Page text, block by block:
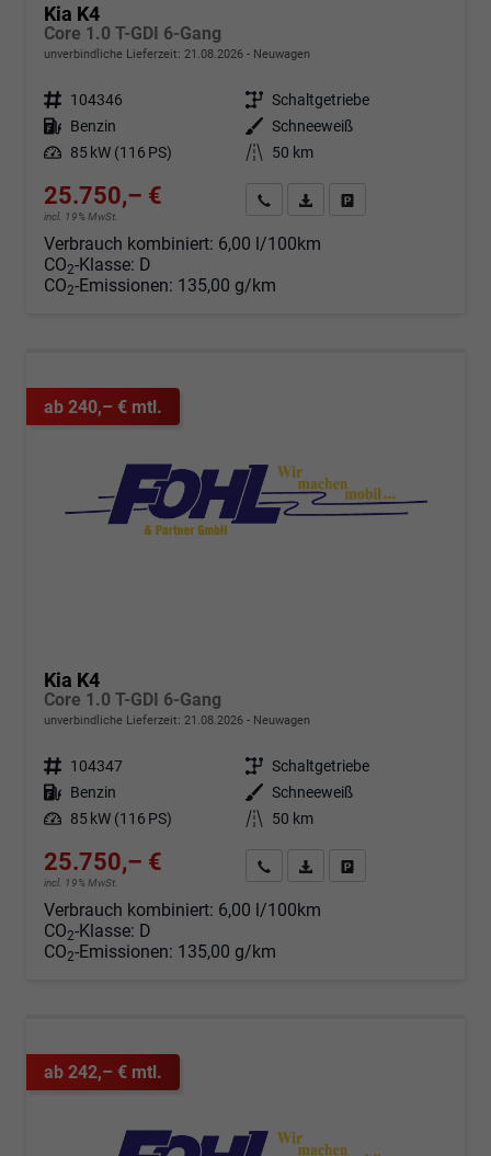
Kia K4
Core 1.0 T-GDI 6-Gang
unverbindliche Lieferzeit: 21.08.2026 Neuwagen
Fahrzeugnr. 104346 Getriebe Schaltgetriebe
Kraftstoff Benzin Außenfarbe Schneeweiß
Leistung 85 kW (116 PS) Kilometerstand 50 km
25.750,– €
incl. 19% MwSt.
Angebot anfordern
Fahrzeugexpose (PDF)
Verbrauch kombiniert: 6,00 l/100km
CO2-Klasse: D
CO2-Emissionen: 135,00 g/km
ab 240,– € mtl.
Kia K4
Core 1.0 T-GDI 6-Gang
unverbindliche Lieferzeit: 21.08.2026 Neuwagen
Fahrzeugnr. 104347 Getriebe Schaltgetriebe
Kraftstoff Benzin Außenfarbe Schneeweiß
Leistung 85 kW (116 PS) Kilometerstand 50 km
25.750,– €
incl. 19% MwSt.
Angebot anfordern
Fahrzeugexpose (PDF)
Verbrauch kombiniert: 6,00 l/100km
CO2-Klasse: D
CO2-Emissionen: 135,00 g/km
ab 242,– € mtl.